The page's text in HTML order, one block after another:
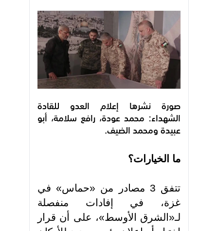
صورة نشرها إعلام العدو للقادة
الشهداء: محمد عودة، رافع سلامة، أبو
عبيدة ومحمد الضيف.
ما الخيارات؟
تتفق 3 مصادر من «حماس» في
غزة، في إفادات منفصلة
لـ«الشرق الأوسط»، على أن قرار